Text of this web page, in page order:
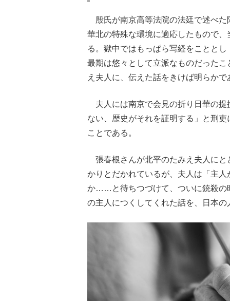
殷氏が南京高等法院の法廷で述べた
華北の特殊な環境に適応したもので
る。獄中ではもっぱら写経をことと
最期は悠々として立派なものだった
え夫人に、伝えた話をきけば明らかで
夫人には南京で会見の折り日華の提
ない、歴史がそれを証明する」と刑
ことである。
張春根さんが北平のたみえ夫人にと
かりとだかれているが、夫人は「主
か……と待ちつづけて、ついに銃殺の
の主人につくしてくれた話を、日本